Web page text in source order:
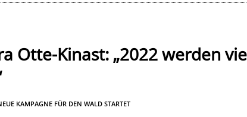
Otte-Kinast: „2022 werden
KAMPAGNE FÜR DEN WALD STARTET